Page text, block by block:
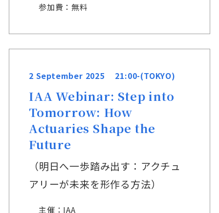
参加費：無料
2 September 2025 21:00-(TOKYO)
IAA Webinar: Step into
Tomorrow: How
Actuaries Shape the
Future
（明日へ一歩踏み出す：アクチュ
アリーが未来を形作る方法）
主催：IAA